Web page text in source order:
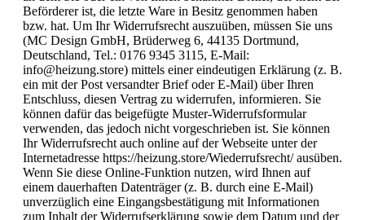
Beförderer ist, die letzte Ware in Besitz genommen haben
bzw. hat. Um Ihr Widerrufsrecht auszuüben, müssen Sie uns
(MC Design GmbH, Brüderweg 6, 44135 Dortmund,
Deutschland, Tel.: 0176 9345 3115, E-Mail:
info@heizung.store) mittels einer eindeutigen Erklärung (z. B.
ein mit der Post versandter Brief oder E-Mail) über Ihren
Entschluss, diesen Vertrag zu widerrufen, informieren. Sie
können dafür das beigefügte Muster-Widerrufsformular
verwenden, das jedoch nicht vorgeschrieben ist. Sie können
Ihr Widerrufsrecht auch online auf der Webseite unter der
Internetadresse https://heizung.store/Wiederrufsrecht/ ausüben.
Wenn Sie diese Online-Funktion nutzen, wird Ihnen auf
einem dauerhaften Datenträger (z. B. durch eine E-Mail)
unverzüglich eine Eingangsbestätigung mit Informationen
zum Inhalt der Widerrufserklärung sowie dem Datum und der